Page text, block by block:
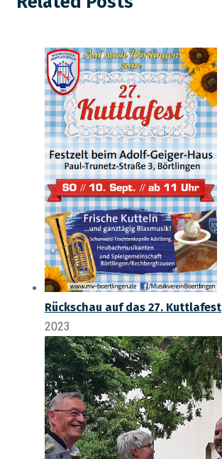
Rückschau auf das 27. Kuttlafest
2023